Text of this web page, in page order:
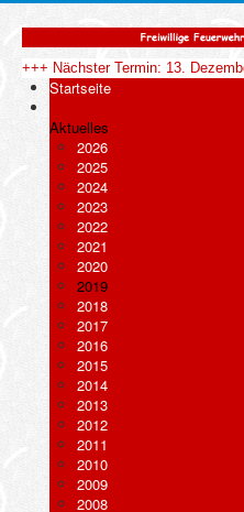
+++ Nächster Termin: 13.
Startseite
Aktuelles
2026
2025
2024
2023
2022
2021
2020
2019
2018
2017
2016
2015
2014
2013
2012
2011
2010
2009
2008